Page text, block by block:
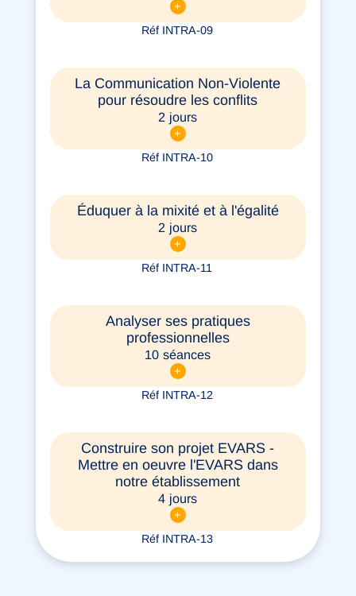
+
Réf INTRA-09
La Communication Non-Violente
pour résoudre les conflits
2 jours
+
Réf INTRA-10
Éduquer à la mixité et à l'égalité
2 jours
+
Réf INTRA-11
Analyser ses pratiques
professionnelles
10 séances
+
Réf INTRA-12
Construire son projet EVARS -
Mettre en oeuvre l'EVARS dans
notre établissement
4 jours
+
Réf INTRA-13